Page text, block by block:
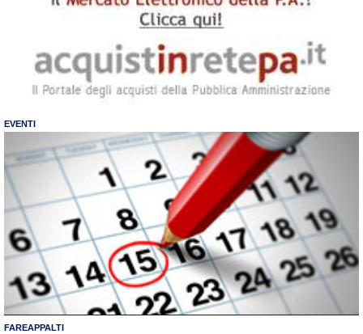
EVENTI
FAREAPPALTI